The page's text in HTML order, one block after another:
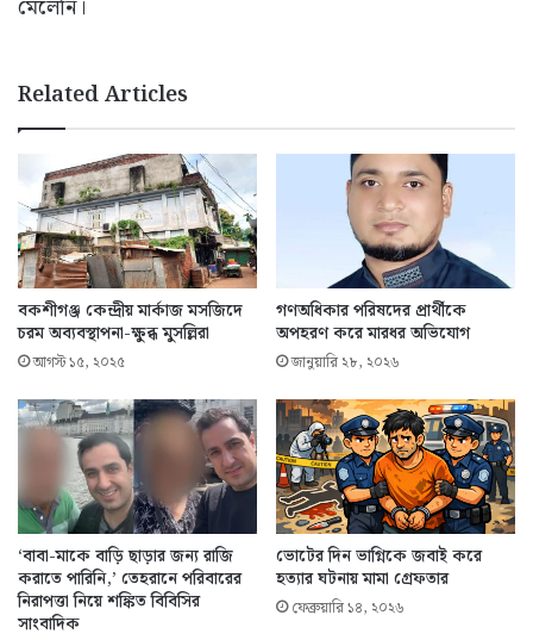
মেলেনি।
Related Articles
বকশীগঞ্জ কেন্দ্রীয় মার্কাজ মসজিদে
চরম অব্যবস্থাপনা-ক্ষুব্ধ মুসল্লিরা
আগস্ট ১৫, ২০২৫
গণঅধিকার পরিষদের প্রার্থীকে
অপহরণ করে মারধর অভিযোগ
জানুয়ারি ২৮, ২০২৬
‘বাবা-মাকে বাড়ি ছাড়ার জন্য রাজি
করাতে পারিনি,’ তেহরানে পরিবারের
নিরাপত্তা নিয়ে শঙ্কিত বিবিসির
সাংবাদিক
ভোটের দিন ভাগ্নিকে জবাই করে
হত্যার ঘটনায় মামা গ্রেফতার
ফেব্রুয়ারি ১৪, ২০২৬